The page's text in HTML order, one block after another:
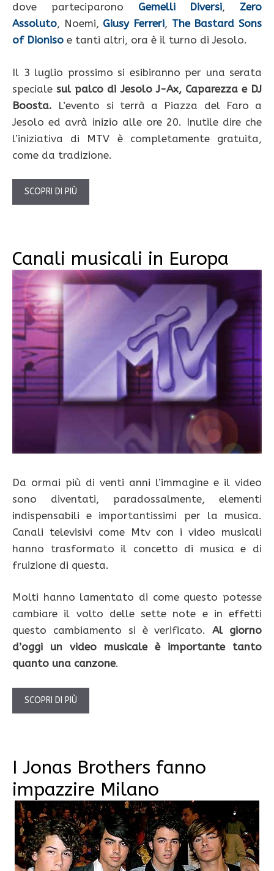
dove parteciparono Gemelli Diversi, Zero
Assoluto, Noemi, Giusy Ferreri, The Bastard Sons
of Dioniso e tanti altri, ora è il turno di Jesolo.
Il 3 luglio prossimo si esibiranno per una serata
specialesul palco di Jesolo J-Ax, Caparezza e DJ
Boosta. L’evento si terrà a Piazza del Faro a
Jesolo ed avrà inizio alle ore 20. Inutile dire che
l’iniziativa di MTV è completamente gratuita,
come da tradizione.
SCOPRI DI PIÙ
Canali musicali in Europa
Da ormai più di venti anni l’immagine e il video
sono diventati, paradossalmente, elementi
indispensabili e importantissimi per la musica.
Canali televisivi come Mtv con i video musicali
hanno trasformato il concetto di musica e di
fruizione di questa.
Molti hanno lamentato di come questo potesse
cambiare il volto delle sette note e in effetti
questo cambiamento si è verificato.Al giorno
d’oggi un video musicale è importante tanto
quanto una canzone.
SCOPRI DI PIÙ
I Jonas Brothers fanno
impazzire Milano